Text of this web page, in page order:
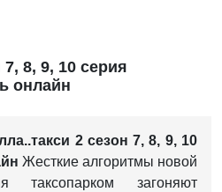
8, 9, 10 серия
онлайн
2 сезон 7, 8, 9, 10
Жесткие алгоритмы новой
таксопарком загоняют